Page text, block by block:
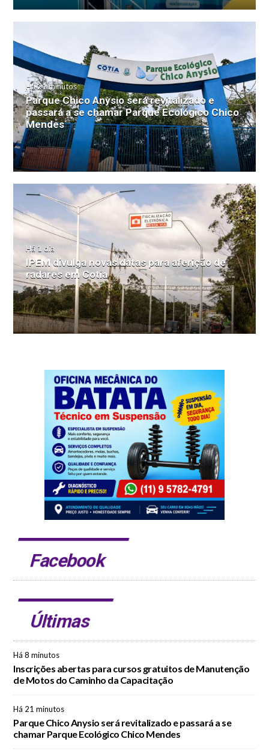
Há 21 minutos
Parque Chico Anysio será revitalizado e
passará a se chamar Parque Ecológico Chico
Mendes
Há 1 dia
IPEM divulga novas datas para aferição de
radares em Cotia
Facebook
Últimas
Há 8 minutos
Inscrições abertas para cursos gratuitos de Manutenção
de Motos do Caminho da Capacitação
Há 21 minutos
Parque Chico Anysio será revitalizado e passará a se
chamar Parque Ecológico Chico Mendes